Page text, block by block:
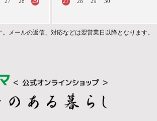
メールの返信、対応などは翌営業日以降となります。